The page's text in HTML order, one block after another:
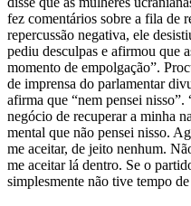
fez comentários sobre a fila de
repercussão negativa, ele
pediu desculpas e afirmou que
momento de empolgação”.
de imprensa do parlamentar
afirma que “nem pensei
negócio de recuperar a minha
mental que não pensei nisso.
me aceitar, de jeito nenhum.
me aceitar lá dentro. Se o
simplesmente não tive tempo